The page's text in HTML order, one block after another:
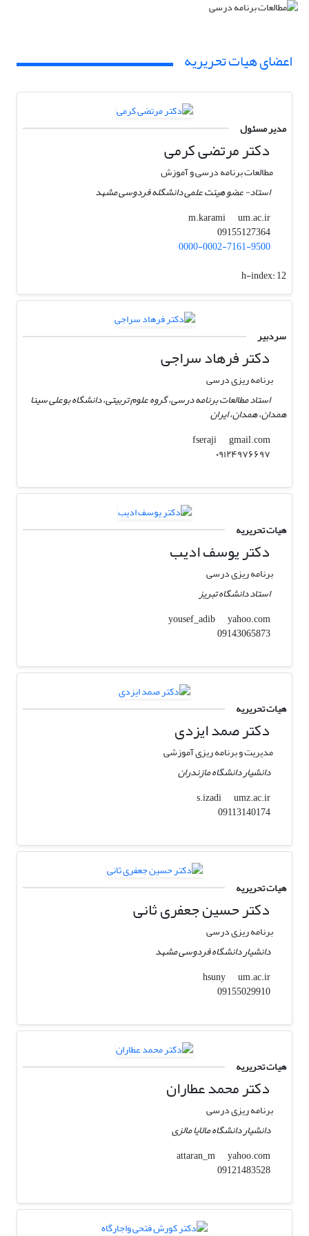
اعضای هیات تحریریه
مدیر مسئول
دکتر مرتضی کرمی
مطالعات برنامه درسی و آموزش
استاد- عضو هیئت علمی دانشگله فردوسی مشهد
m.karami
um.ac.ir
09155127364
0000-0002-7161-9500
h-index:12
سردبیر
دکتر فرهاد سراجی
برنامه ریزی درسی
استاد مطالعات برنامه درسی، گروه علوم تربیتی، دانشگاه بوعلی سینا
همدان، همدان، ایران
fseraji
gmail.com
هیات تحریریه
دکتر یوسف ادیب
برنامه ریزی درسی
استاد دانشگاه تبریز
yousef_adib
yahoo.com
09143065873
هیات تحریریه
دکتر صمد ایزدی
مدیریت و برنامه ریزی آموزشی
دانشیار دانشگاه مازندران
s.izadi
umz.ac.ir
09113140174
هیات تحریریه
دکتر حسین جعفری ثانی
برنامه ریزی درسی
دانشیار دانشگاه فردوسی مشهد
hsuny
um.ac.ir
09155029910
هیات تحریریه
دکتر محمد عطاران
برنامه ریزی درسی
دانشیار دانشگاه مالایا مالزی
attaran_m
yahoo.com
09121483528